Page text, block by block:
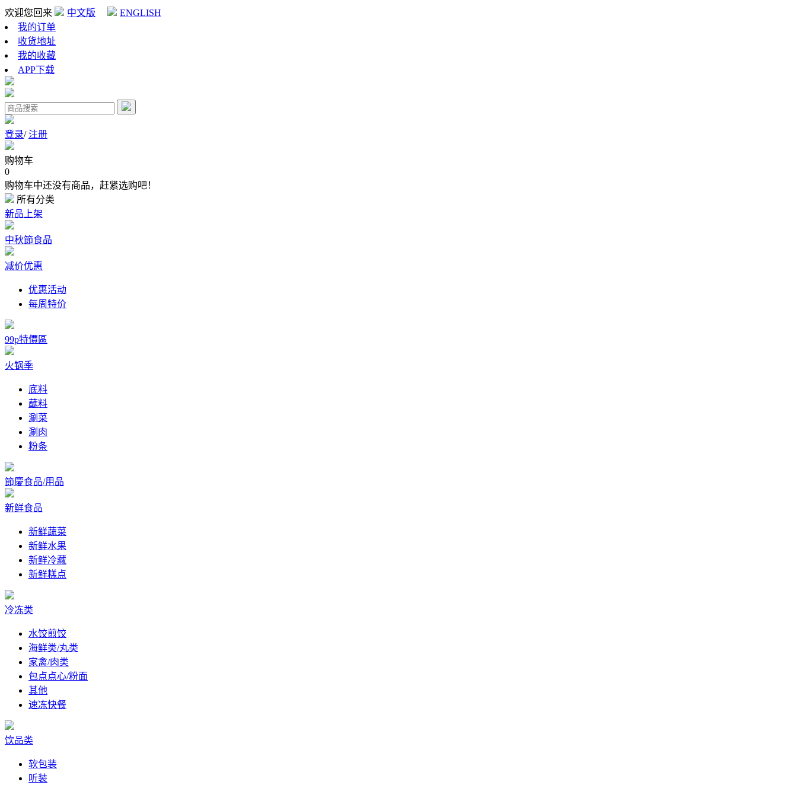
欢迎您回来 中文版
ENGLISH
我的订单
收货地址
我的收藏
APP下载
登录/注册
购物车
0
购物车中还没有商品，赶紧选购吧！
所有分类
新品上架
中秋節食品
减价优惠
优惠活动
每周特价
99p特價區
火锅季
底料
蘸料
涮菜
涮肉
粉条
節慶食品/用品
新鲜食品
新鲜蔬菜
新鲜水果
新鲜冷藏
新鲜糕点
冷冻类
水饺煎饺
海鲜类/丸类
家禽/肉类
包点点心/粉面
其他
速冻快餐
饮品类
软包装
听装